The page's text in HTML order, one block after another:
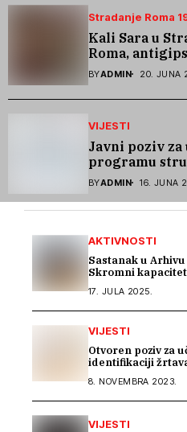
Stradanje Roma
Kali Sara u
Roma,
govora mržnje
BYADMIN 20. JUNA
VIJESTI
Javni poziv za
programu
podrške pri
BYADMIN 16. JUNA
AKTIVNOSTI
Sastanak u
Skromni
Kali Sara
17. JULA 2025.
VIJESTI
Otvoren poziv za
identifikaciji
8. NOVEMBRA 2023.
VIJESTI